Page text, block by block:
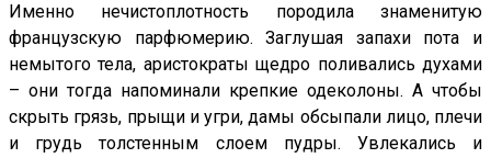
Именно нечистоплотность породила знаменитую
французскую парфюмерию. Заглушая запахи пота и
немытого тела, аристократы щедро поливались духами
– они тогда напоминали крепкие одеколоны. А чтобы
скрыть грязь, прыщи и угри, дамы обсыпали лицо, плечи
и грудь толстенным слоем пудры. Увлекались и